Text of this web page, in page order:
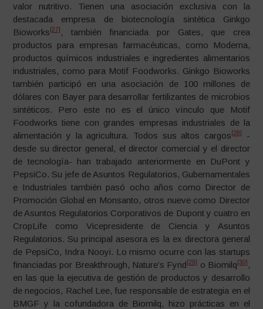
valor nutritivo. Tienen una asociación exclusiva con la
destacada empresa de biotecnología sintética Ginkgo
Bioworks [27] , también financiada por Gates, que crea
productos para empresas farmacéuticas, como Moderna,
productos químicos industriales e ingredientes alimentarios
industriales, como para Motif Foodworks. Ginkgo Bioworks
también participó en una asociación de 100 millones de
dólares con Bayer para desarrollar fertilizantes de microbios
sintéticos. Pero este no es el único vínculo que Motif
Foodworks tiene con grandes empresas industriales de la
alimentación y la agricultura. Todos sus altos cargos [28]
-
desde su director general, el director comercial y el director
de tecnología- han trabajado anteriormente en DuPont y
PepsiCo. Su jefe de Asuntos Regulatorios, Gubernamentales
e Industriales también pasó ocho años como Director de
Promoción Global en Monsanto, otros nueve como Director
de Asuntos Regulatorios Corporativos de Dupont y cuatro en
CropLife como Vicepresidente de Ciencia y Asuntos
Regulatorios. Su principal asesora es la ex directora general
de PepsiCo, Indra Nooyi. Lo mismo ocurre con las startups
financiadas por Breakthrough, Nature’s Fynd [29] o Biomilq [30] ,
en las que la ejecutiva de gestión de productos y desarrollo
de negocios, Rachel Lee, fue responsable de estrategia en el
BMGF y la cofundadora de Biomilq, hizo prácticas en el